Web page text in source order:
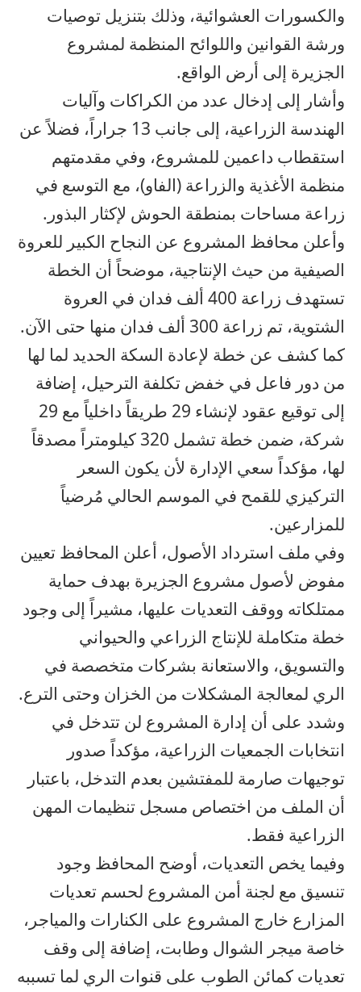
والكسورات العشوائية، وذلك بتنزيل توصيات
ورشة القوانين واللوائح المنظمة لمشروع
الجزيرة إلى أرض الواقع.
وأشار إلى إدخال عدد من الكراكات وآليات
الهندسة الزراعية، إلى جانب 13 جراراً، فضلاً عن
استقطاب داعمين للمشروع، وفي مقدمتهم
منظمة الأغذية والزراعة (الفاو)، مع التوسع في
زراعة مساحات بمنطقة الحوش لإكثار البذور.
وأعلن محافظ المشروع عن النجاح الكبير للعروة
الصيفية من حيث الإنتاجية، موضحاً أن الخطة
تستهدف زراعة 400 ألف فدان في العروة
الشتوية، تم زراعة 300 ألف فدان منها حتى الآن.
كما كشف عن خطة لإعادة السكة الحديد لما لها
من دور فاعل في خفض تكلفة الترحيل، إضافة
إلى توقيع عقود لإنشاء 29 طريقاً داخلياً مع 29
شركة، ضمن خطة تشمل 320 كيلومتراً مصدقاً
لها، مؤكداً سعي الإدارة لأن يكون السعر
التركيزي للقمح في الموسم الحالي مُرضياً
للمزارعين.
وفي ملف استرداد الأصول، أعلن المحافظ تعيين
مفوض لأصول مشروع الجزيرة بهدف حماية
ممتلكاته ووقف التعديات عليها، مشيراً إلى وجود
خطة متكاملة للإنتاج الزراعي والحيواني
والتسويق، والاستعانة بشركات متخصصة في
الري لمعالجة المشكلات من الخزان وحتى الترع.
وشدد على أن إدارة المشروع لن تتدخل في
انتخابات الجمعيات الزراعية، مؤكداً صدور
توجيهات صارمة للمفتشين بعدم التدخل، باعتبار
أن الملف من اختصاص مسجل تنظيمات المهن
الزراعية فقط.
وفيما يخص التعديات، أوضح المحافظ وجود
تنسيق مع لجنة أمن المشروع لحسم تعديات
المزارع خارج المشروع على الكنارات والمياجر،
خاصة ميجر الشوال وطابت، إضافة إلى وقف
تعديات كمائن الطوب على قنوات الري لما تسببه